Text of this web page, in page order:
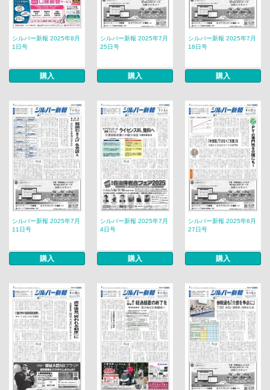
シルバー新報 2025年8月
1日号
購入
シルバー新報 2025年7月
25日号
購入
シルバー新報 2025年7月
18日号
購入
シルバー新報 2025年7月
11日号
購入
シルバー新報 2025年7月
4日号
購入
シルバー新報 2025年6月
27日号
購入